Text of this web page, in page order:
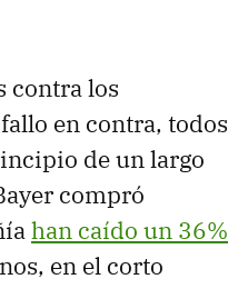
contra los
en contra, todos
de un largo
compró
han caído un 36%
en el corto